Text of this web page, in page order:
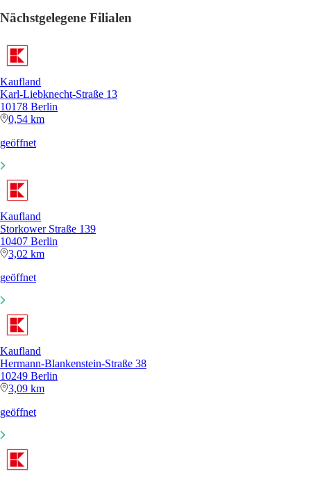
Nächstgelegene Filialen
Kaufland
Karl-Liebknecht-Straße 13
10178 Berlin
0,54 km
geöffnet
Kaufland
Storkower Straße 139
10407 Berlin
3,02 km
geöffnet
Kaufland
Hermann-Blankenstein-Straße 38
10249 Berlin
3,09 km
geöffnet